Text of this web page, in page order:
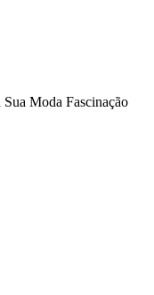
Moda Fascinação